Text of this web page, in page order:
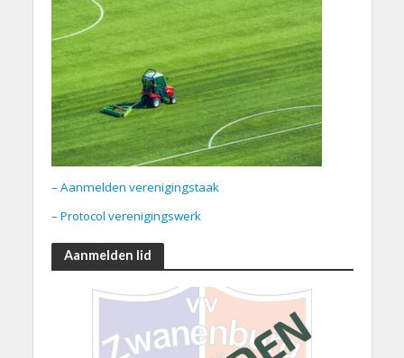
– Aanmelden verenigingstaak
– Protocol verenigingswerk
Aanmelden lid